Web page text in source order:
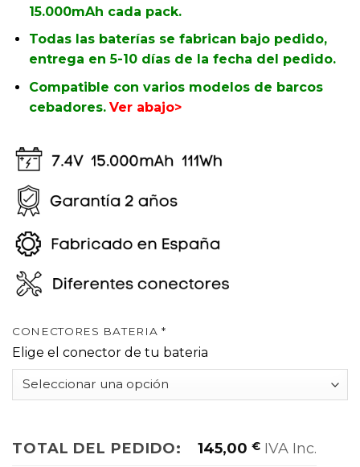
15.000mAh cada pack.
Todas las baterías se fabrican bajo pedido,
entrega en 5-10 días de la fecha del pedido.
Compatible con varios modelos de barcos
cebadores. Ver abajo>
CONECTORES BATERIA *
Elige el conector de tu bateria
TOTAL DEL PEDIDO: 145,00 € IVA Inc.